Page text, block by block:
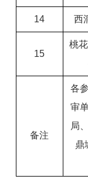
14 西
15
桃
备注
各
审
局
鼎